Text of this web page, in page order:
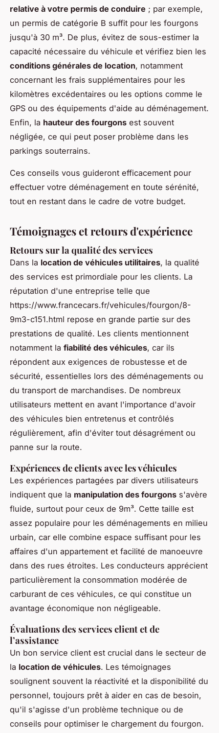
relative à votre permis de conduire ; par exemple,
un permis de catégorie B suffit pour les fourgons
jusqu'à 30 m³. De plus, évitez de sous-estimer la
capacité nécessaire du véhicule et vérifiez bien les
conditions générales de location, notamment
concernant les frais supplémentaires pour les
kilomètres excédentaires ou les options comme le
GPS ou des équipements d'aide au déménagement.
Enfin, la hauteur des fourgons est souvent
négligée, ce qui peut poser problème dans les
parkings souterrains.
Ces conseils vous guideront efficacement pour
effectuer votre déménagement en toute sérénité,
tout en restant dans le cadre de votre budget.
Témoignages et retours d'expérience
Retours sur la qualité des services
Dans la location de véhicules utilitaires, la qualité
des services est primordiale pour les clients. La
réputation d'une entreprise telle que
https://www.francecars.fr/vehicules/fourgon/8-
9m3-c151.html repose en grande partie sur des
prestations de qualité. Les clients mentionnent
notamment la fiabilité des véhicules, car ils
répondent aux exigences de robustesse et de
sécurité, essentielles lors des déménagements ou
du transport de marchandises. De nombreux
utilisateurs mettent en avant l'importance d'avoir
des véhicules bien entretenus et contrôlés
régulièrement, afin d'éviter tout désagrément ou
panne sur la route.
Expériences de clients avec les véhicules
Les expériences partagées par divers utilisateurs
indiquent que la manipulation des fourgons s'avère
fluide, surtout pour ceux de 9m³. Cette taille est
assez populaire pour les déménagements en milieu
urbain, car elle combine espace suffisant pour les
affaires d'un appartement et facilité de manoeuvre
dans des rues étroites. Les conducteurs apprécient
particulièrement la consommation modérée de
carburant de ces véhicules, ce qui constitue un
avantage économique non négligeable.
Évaluations des services client et de
l’assistance
Un bon service client est crucial dans le secteur de
la location de véhicules. Les témoignages
soulignent souvent la réactivité et la disponibilité du
personnel, toujours prêt à aider en cas de besoin,
qu'il s'agisse d'un problème technique ou de
conseils pour optimiser le chargement du fourgon.